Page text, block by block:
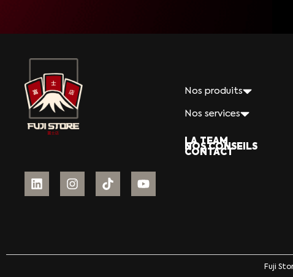
Nos produits
Nos services
LA TEAM
NOS CONSEILS
CONTACT
Fuji